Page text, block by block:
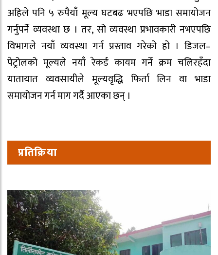
अहिले पनि ५ रुपैयाँ मूल्य घटबढ भएपछि भाडा समायोजन
गर्नुपर्ने व्यवस्था छ । तर, सो व्यवस्था प्रभावकारी नभएपछि
विभागले नयाँ व्यवस्था गर्न प्रस्ताव गरेको हो । डिजल–
पेट्रोलको मूल्यले नयाँ रेकर्ड कायम गर्ने क्रम चलिरहँदा
यातायात व्यवसायीले मूल्यवृद्धि फिर्ता लिन वा भाडा
समायोजन गर्न माग गर्दै आएका छन् ।
प्रतिक्रिया